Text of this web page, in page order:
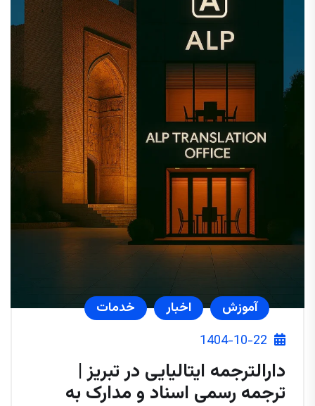
آموزش اخبار
خدمات
1404-10-22
دارالترجمه ایتالیایی در تبریز |
ترجمه رسمی اسناد و مدارک به